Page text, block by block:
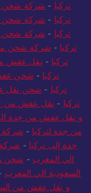
تركيا - شركة شحن
تركيا - شركة شحن
تركيا - شركة شحن
تركيا - شركة شحن من
تركيا - نقل عفش
تركيا - شحن
تركيا - شحن نقل
تركيا - نقل عفش من
و نقل عفش من جدة
من جدة لتركيا - شركة
جدة إلى تركيا -
الي المغرب - شحن
السعودية الي المغرب
و نقل عفش من